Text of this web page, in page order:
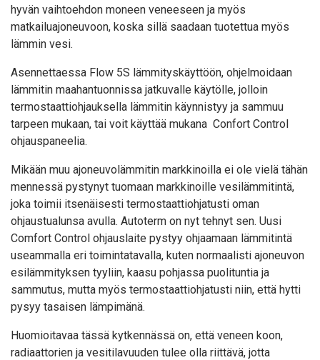
hyvän vaihtoehdon moneen veneeseen ja myös
matkailuajoneuvoon, koska sillä saadaan tuotettua myös
lämmin vesi.
Asennettaessa Flow 5S lämmityskäyttöön, ohjelmoidaan
lämmitin maahantuonnissa jatkuvalle käytölle, jolloin
termostaattiohjauksella lämmitin käynnistyy ja sammuu
tarpeen mukaan, tai voit käyttää mukana Confort Control
ohjauspaneelia.
Mikään muu ajoneuvolämmitin markkinoilla ei ole vielä tähän
mennessä pystynyt tuomaan markkinoille vesilämmitintä,
joka toimii itsenäisesti termostaattiohjatusti oman
ohjaustualunsa avulla. Autoterm on nyt tehnyt sen. Uusi
Comfort Control ohjauslaite pystyy ohjaamaan lämmitintä
useammalla eri toimintatavalla, kuten normaalisti ajoneuvon
esilämmityksen tyyliin, kaasu pohjassa puolituntia ja
sammutus, mutta myös termostaattiohjatusti niin, että hytti
pysyy tasaisen lämpimänä.
Huomioitavaa tässä kytkennässä on, että veneen koon,
radiaattorien ja vesitilavuuden tulee olla riittävä, jotta